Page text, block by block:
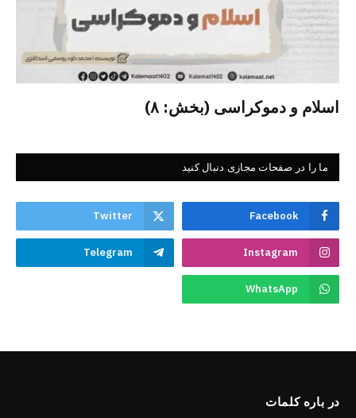
اسلام و دموکراسی (بخش: ۸)
ما را در صفحات مجازی دنبال کنید
Facebook
Twitter
Instagram
Telegram
WhatsApp
در باره کلمات